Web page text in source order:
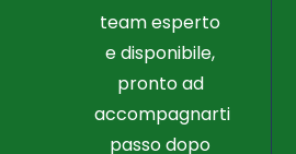
team esperto
e disponibile,
pronto ad
accompagnarti
passo dopo